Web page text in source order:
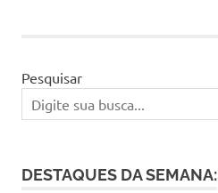
Pesquisar
DESTAQUES DA SEMANA: